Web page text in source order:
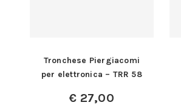
Tronchese Piergiacomi
per elettronica – TRR 58
€ 27,00